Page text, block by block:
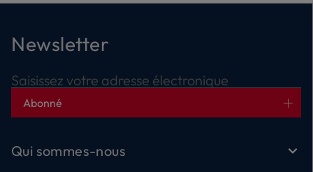
Newsletter
Saisissez votre adresse électronique
Abonné
Qui sommes-nous